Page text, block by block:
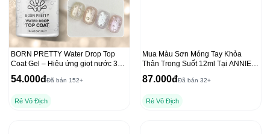
BORN PRETTY Water Drop Top
Coat Gel – Hiệu ứng giọt nước 3D
trong suốt
54.000đĐã bán 152+
Rẻ Vô Địch
Mua Màu Sơn Móng Tay Khỏa
Thân Trong Suốt 12ml Tại ANNIES
với Dụng Cụ Che Freeline
87.000đĐã bán 32+
Rẻ Vô Địch